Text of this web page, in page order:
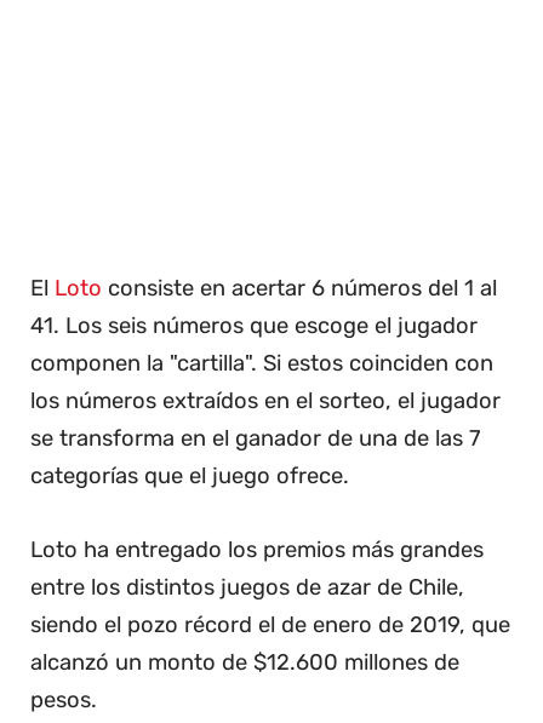
El Loto consiste en acertar 6 números del 1 al
41. Los seis números que escoge el jugador
componen la "cartilla". Si estos coinciden con
los números extraídos en el sorteo, el jugador
se transforma en el ganador de una de las 7
categorías que el juego ofrece.
Loto ha entregado los premios más grandes
entre los distintos juegos de azar de Chile,
siendo el pozo récord el de enero de 2019, que
alcanzó un monto de $12.600 millones de
pesos.